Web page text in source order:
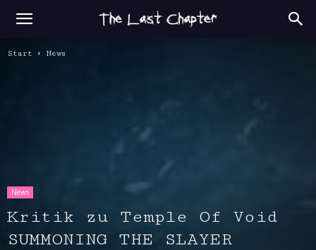
Start News
News
Kritik zu Temple Of Void
SUMMONING THE SLAYER